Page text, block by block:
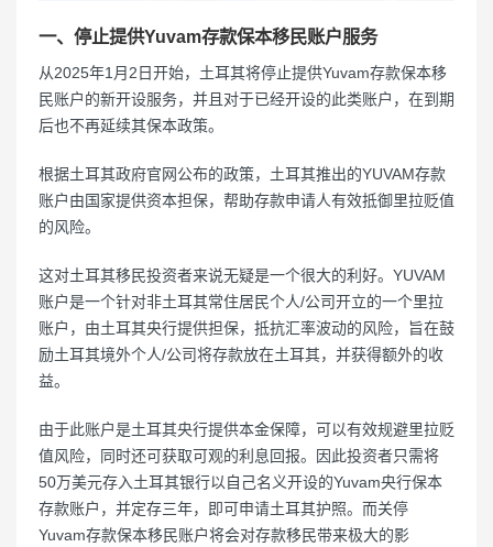
一、停止提供Yuvam存款保本移民账户服务
从2025年1月2日开始，土耳其将停止提供Yuvam存款保本移
民账户的新开设服务，并且对于已经开设的此类账户，在到期
后也不再延续其保本政策。
根据土耳其政府官网公布的政策，土耳其推出的YUVAM存款
账户由国家提供资本担保，帮助存款申请人有效抵御里拉贬值
的风险。
这对土耳其移民投资者来说无疑是一个很大的利好。YUVAM
账户是一个针对非土耳其常住居民个人/公司开立的一个里拉
账户，由土耳其央行提供担保，抵抗汇率波动的风险，旨在鼓
励土耳其境外个人/公司将存款放在土耳其，并获得额外的收
益。
由于此账户是土耳其央行提供本金保障，可以有效规避里拉贬
值风险，同时还可获取可观的利息回报。因此投资者只需将
50万美元存入土耳其银行以自己名义开设的Yuvam央行保本
存款账户，并定存三年，即可申请土耳其护照。而关停
Yuvam存款保本移民账户将会对存款移民带来极大的影